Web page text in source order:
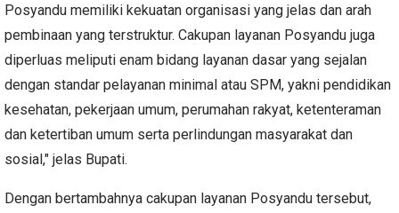
Posyandu memiliki kekuatan organisasi yang jelas dan arah
pembinaan yang terstruktur. Cakupan layanan Posyandu juga
diperluas meliputi enam bidang layanan dasar yang sejalan
dengan standar pelayanan minimal atau SPM, yakni pendidikan
kesehatan, pekerjaan umum, perumahan rakyat, ketenteraman
dan ketertiban umum serta perlindungan masyarakat dan
sosial," jelas Bupati.
Dengan bertambahnya cakupan layanan Posyandu tersebut,